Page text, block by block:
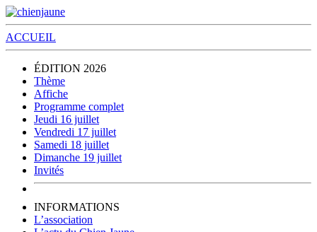
ACCUEIL
ÉDITION 2026
Thème
Affiche
Programme complet
Jeudi 16 juillet
Vendredi 17 juillet
Samedi 18 juillet
Dimanche 19 juillet
Invités
INFORMATIONS
L’association